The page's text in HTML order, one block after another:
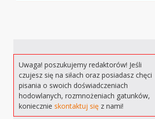
Uwaga! poszukujemy redaktorów! Jeśli
czujesz się na siłach oraz posiadasz chęci
pisania o swoich doświadczeniach
hodowlanych, rozmnożeniach gatunków,
koniecznieskontaktuj się z nami!